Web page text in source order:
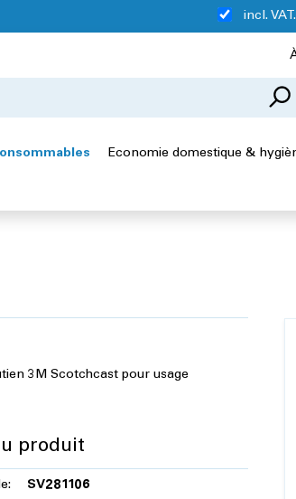
incl. VAT.
Economie domestique &
3M Scotchcast pour usage
produit
SV281106